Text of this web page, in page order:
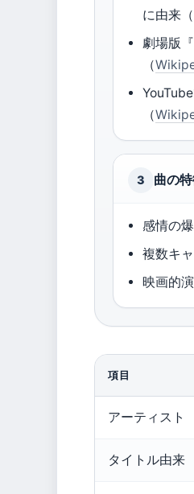
に由来（
劇場版
（
（
3 曲の
感情の
複数キ
映画的
項目
アーティスト
タイトル由来